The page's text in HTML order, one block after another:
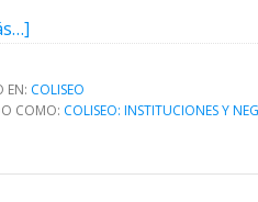
La
Tienda
EN: COLISEO
COMO: COLISEO: INSTITUCIONES Y